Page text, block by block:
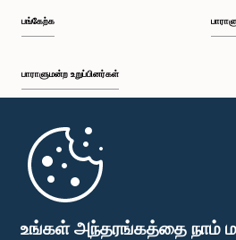
உங்கள் அந்தரங்கத்தை நாம்
பங்கேற்க
பாராளுமன்ற உறுப்பினர்கள்
முதற்பக்கம்
பாராளுமன்ற கையடக்க செயலி